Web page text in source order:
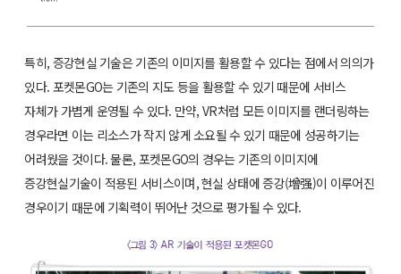
특히, 증강현실 기술은 기존의 이미지를 활용할 수 있다는 점에서 의의가
있다. 포켓몬GO는 기존의 지도 등을 활용할 수 있기 때문에 서비스
자체가 가볍게 운영될 수 있다. 만약, VR처럼 모든 이미지를 랜더링하는
경우라면 이는 리소스가 작지 않게 소요될 수 있기 때문에 성공하기는
어려웠을 것이다. 물론, 포켓몬GO의 경우는 기존의 이미지에
증강현실기술이 적용된 서비스이며, 현실 상태에 증강(增强)이 이루어진
경우이기 때문에 기획력이 뛰어난 것으로 평가될 수 있다.